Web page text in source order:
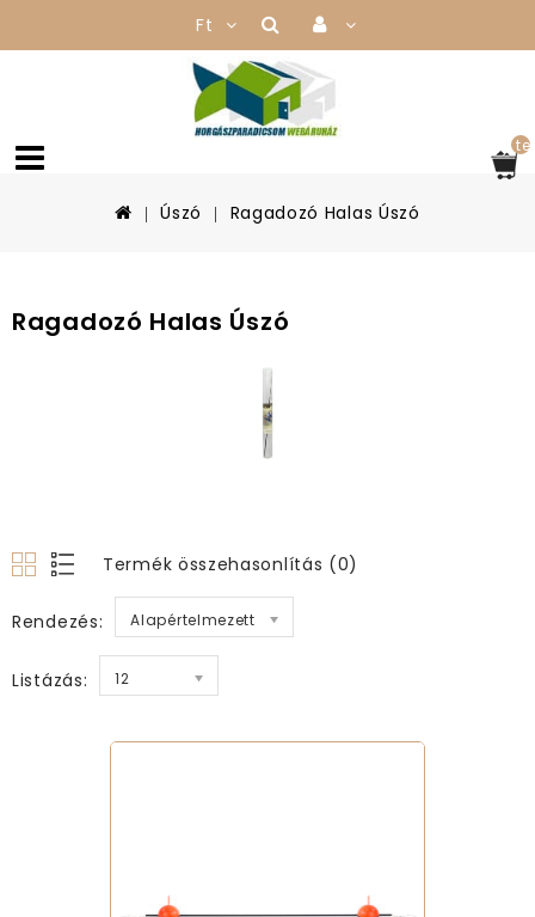
Ft
Úszó Ragadozó Halas Úszó
Ragadozó Halas Úszó
Termék összehasonlítás (0)
Rendezés: Alapértelmezett
Listázás: 12